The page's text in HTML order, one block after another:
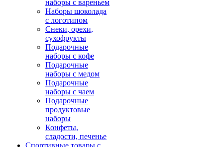
наборы с вареньем
Наборы шоколада
с логотипом
Снеки, орехи,
сухофрукты
Подарочные
наборы с кофе
Подарочные
наборы с медом
Подарочные
наборы с чаем
Подарочные
продуктовые
наборы
Конфеты,
сладости, печенье
Спортивные товары с